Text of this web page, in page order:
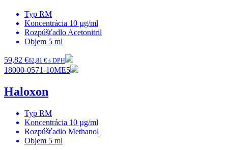
Typ RM
Koncentrácia 10 µg/ml
Rozpúšťadlo Acetonitril
Objem 5 ml
59,82 €62,81 € s DPH
18000-0571-10ME5
Haloxon
Typ RM
Koncentrácia 10 µg/ml
Rozpúšťadlo Methanol
Objem 5 ml